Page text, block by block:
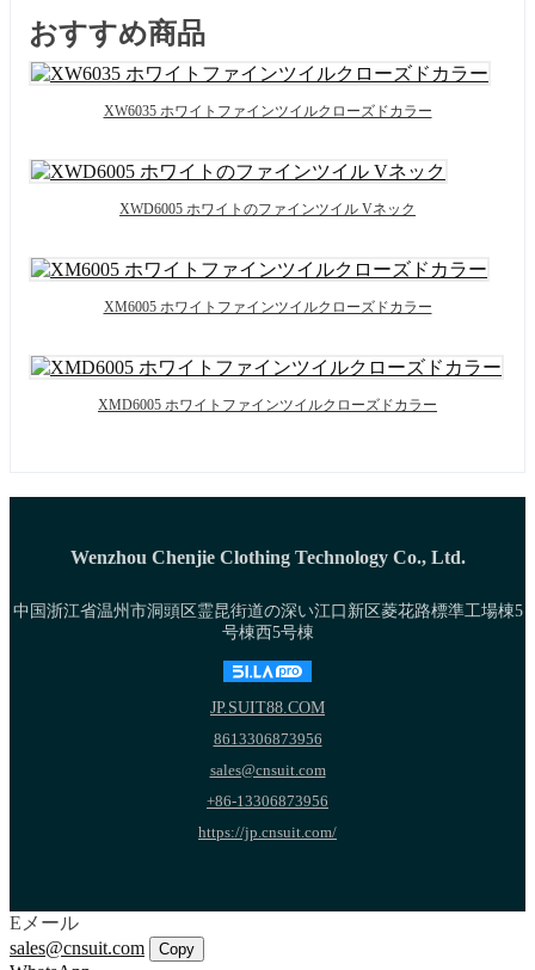
おすすめ商品
XW6035 ホワイトファインツイルクローズドカラー
XWD6005 ホワイトのファインツイル Vネック
XM6005 ホワイトファインツイルクローズドカラー
XMD6005 ホワイトファインツイルクローズドカラー
Wenzhou Chenjie Clothing Technology Co., Ltd.
中国浙江省温州市洞頭区霊昆街道の深い江口新区菱花路標準工場棟5
号棟西5号棟
JP.SUIT88.COM
8613306873956
sales@cnsuit.com
+86-13306873956
https://jp.cnsuit.com/
Eメール
sales@cnsuit.com
Copy